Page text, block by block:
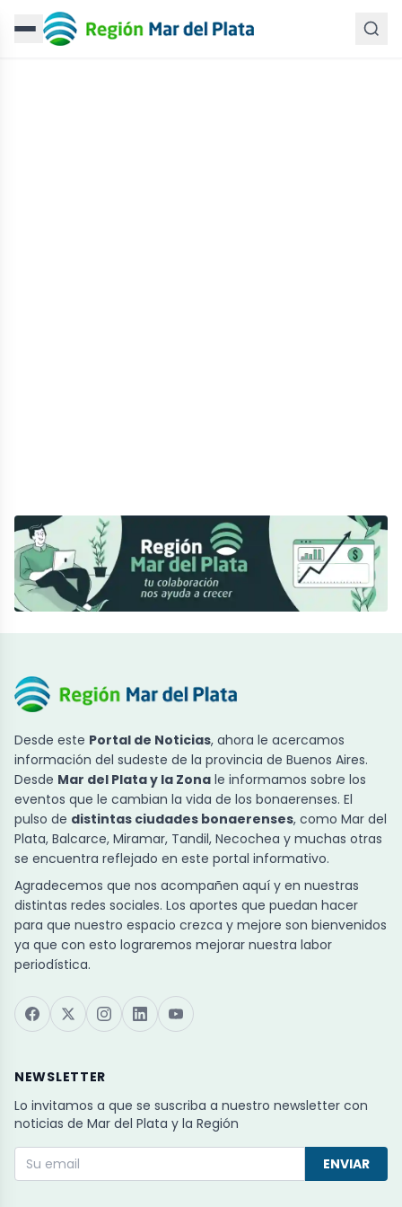
Desde este Portal de Noticias, ahora le acercamos
información del sudeste de la provincia de Buenos Aires.
Desde Mar del Plata y la Zona le informamos sobre los
eventos que le cambian la vida de los bonaerenses. El
pulso de distintas ciudades bonaerenses, como Mar del
Plata, Balcarce, Miramar, Tandil, Necochea y muchas otras
se encuentra reflejado en este portal informativo.
Agradecemos que nos acompañen aquí y en nuestras
distintas redes sociales. Los aportes que puedan hacer
para que nuestro espacio crezca y mejore son bienvenidos
ya que con esto lograremos mejorar nuestra labor
periodística.
NEWSLETTER
Lo invitamos a que se suscriba a nuestro newsletter con
noticias de Mar del Plata y la Región
ENVIAR